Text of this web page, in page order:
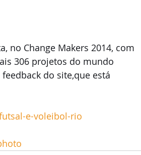
no Change Makers 2014, com
306 projetos do mundo
do site,que está
e-voleibol-rio